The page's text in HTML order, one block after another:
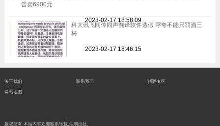
曾卖6900元
2023-02-17 18:58:09
科大讯飞同传同声翻译软件造假 浮夸不能只罚酒三
杯
2023-02-17 18:46:15
关于我们 联系我们 招聘专区
网站地图
版权所有 本站内容欢迎联系转载,注明出处。